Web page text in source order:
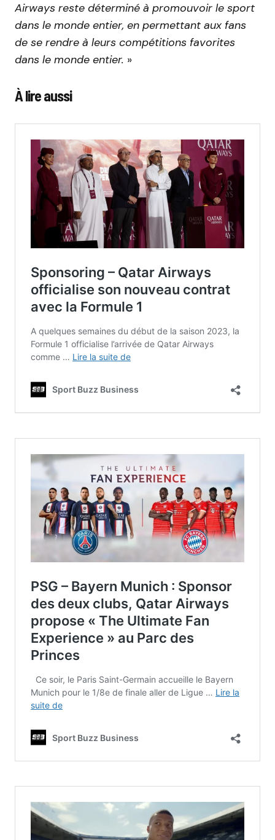
Airways reste déterminé à promouvoir le sport
dans le monde entier, en permettant aux fans
de se rendre à leurs compétitions favorites
dans le monde entier. »
À lire aussi